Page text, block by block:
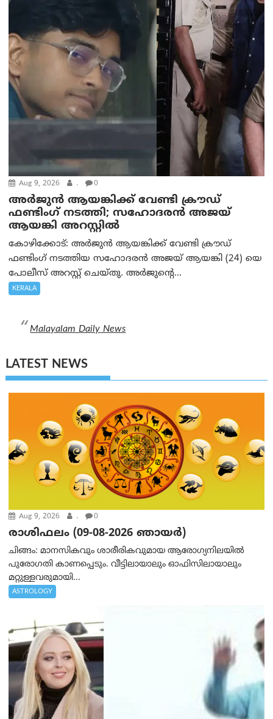
Aug 9, 2026 . 0
അർജുൻ ആയങ്കിക്ക് വേണ്ടി ക്രൗഡ്
ഫണ്ടിംഗ് നടത്തി; സഹോദരന്‍ അജയ്
ആയങ്കി അറസ്റ്റിൽ
കോഴിക്കോട്: അർജുൻ ആയങ്കിക്ക് വേണ്ടി ക്രൗഡ്
ഫണ്ടിംഗ് നടത്തിയ സഹോദരന്‍ അജയ് ആയങ്കി (24) യെ
പോലീസ് അറസ്റ്റ് ചെയ്തു. അർജുന്റെ...
KERALA
Malayalam Daily News
LATEST NEWS
Aug 9, 2026 . 0
രാശിഫലം (09-08-2026 ഞായര്‍)
ചിങ്ങം: മാനസികവും ശാരീരികവുമായ ആരോഗ്യനിലയിൽ
പുരോഗതി കാണപ്പെടും. വീട്ടിലായാലും ഓഫിസിലായാലും
മറ്റുള്ളവരുമായി...
ASTROLOGY